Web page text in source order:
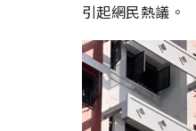
引起網民熱議。